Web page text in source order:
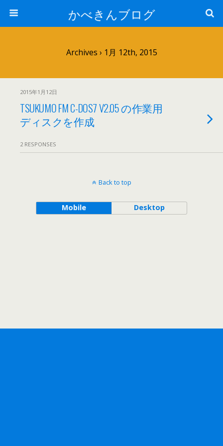
かべきんブログ
Archives › 1月 12th, 2015
2015年1月12日
TSUKUMO FM C-DOS7 V2.05 の作業用
ディスクを作成
2 RESPONSES
Back to top
Mobile Desktop